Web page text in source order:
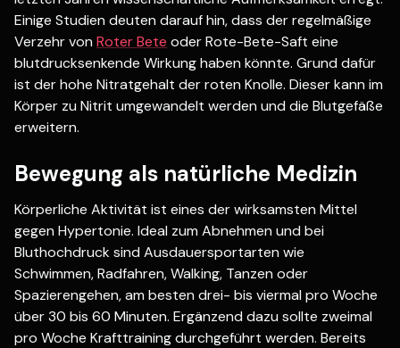
Einige Studien deuten darauf hin, dass der regelmäßige
Verzehr von Roter Bete oder Rote-Bete-Saft eine
blutdrucksenkende Wirkung haben könnte. Grund dafür
ist der hohe Nitratgehalt der roten Knolle. Dieser kann im
Körper zu Nitrit umgewandelt werden und die Blutgefäße
erweitern.
Bewegung als natürliche Medizin
Körperliche Aktivität ist eines der wirksamsten Mittel
gegen Hypertonie. Ideal zum Abnehmen und bei
Bluthochdruck sind Ausdauersportarten wie
Schwimmen, Radfahren, Walking, Tanzen oder
Spazierengehen, am besten drei- bis viermal pro Woche
über 30 bis 60 Minuten. Ergänzend dazu sollte zweimal
pro Woche Krafttraining durchgeführt werden. Bereits